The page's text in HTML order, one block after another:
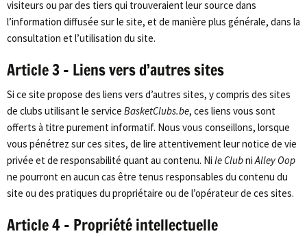
visiteurs ou par des tiers qui trouveraient leur source dans
l’information diffusée sur le site, et de manière plus générale, dans la
consultation et l’utilisation du site.
Article 3 – Liens vers d’autres sites
Si ce site propose des liens vers d’autres sites, y compris des sites
de clubs utilisant le service BasketClubs.be, ces liens vous sont
offerts à titre purement informatif. Nous vous conseillons, lorsque
vous pénétrez sur ces sites, de lire attentivement leur notice de vie
privée et de responsabilité quant au contenu. Ni le ClubniAlley Oop
ne pourront en aucun cas être tenus responsables du contenu du
site ou des pratiques du propriétaire ou de l’opérateur de ces sites.
Article 4 – Propriété intellectuelle